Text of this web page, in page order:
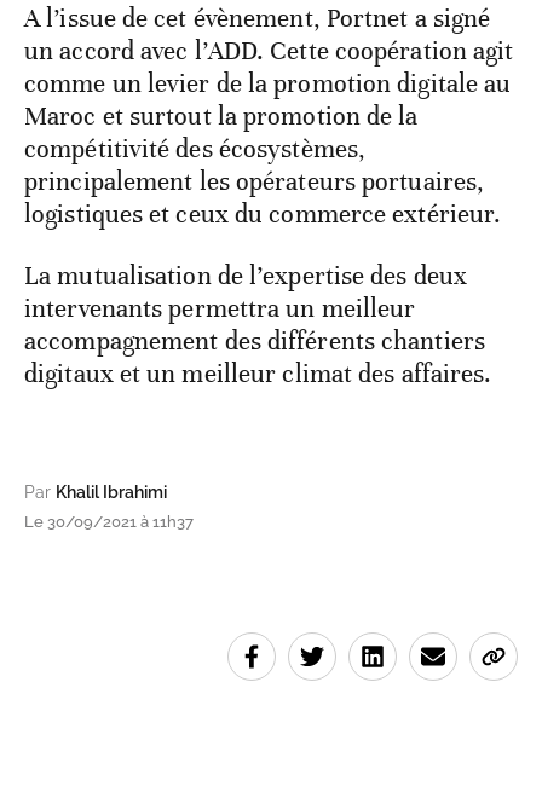
A l’issue de cet évènement, Portnet a signé
un accord avec l’ADD. Cette coopération agit
comme un levier de la promotion digitale au
Maroc et surtout la promotion de la
compétitivité des écosystèmes,
principalement les opérateurs portuaires,
logistiques et ceux du commerce extérieur.
La mutualisation de l’expertise des deux
intervenants permettra un meilleur
accompagnement des différents chantiers
digitaux et un meilleur climat des affaires.
Par Khalil Ibrahimi
Le 30/09/2021 à 11h37